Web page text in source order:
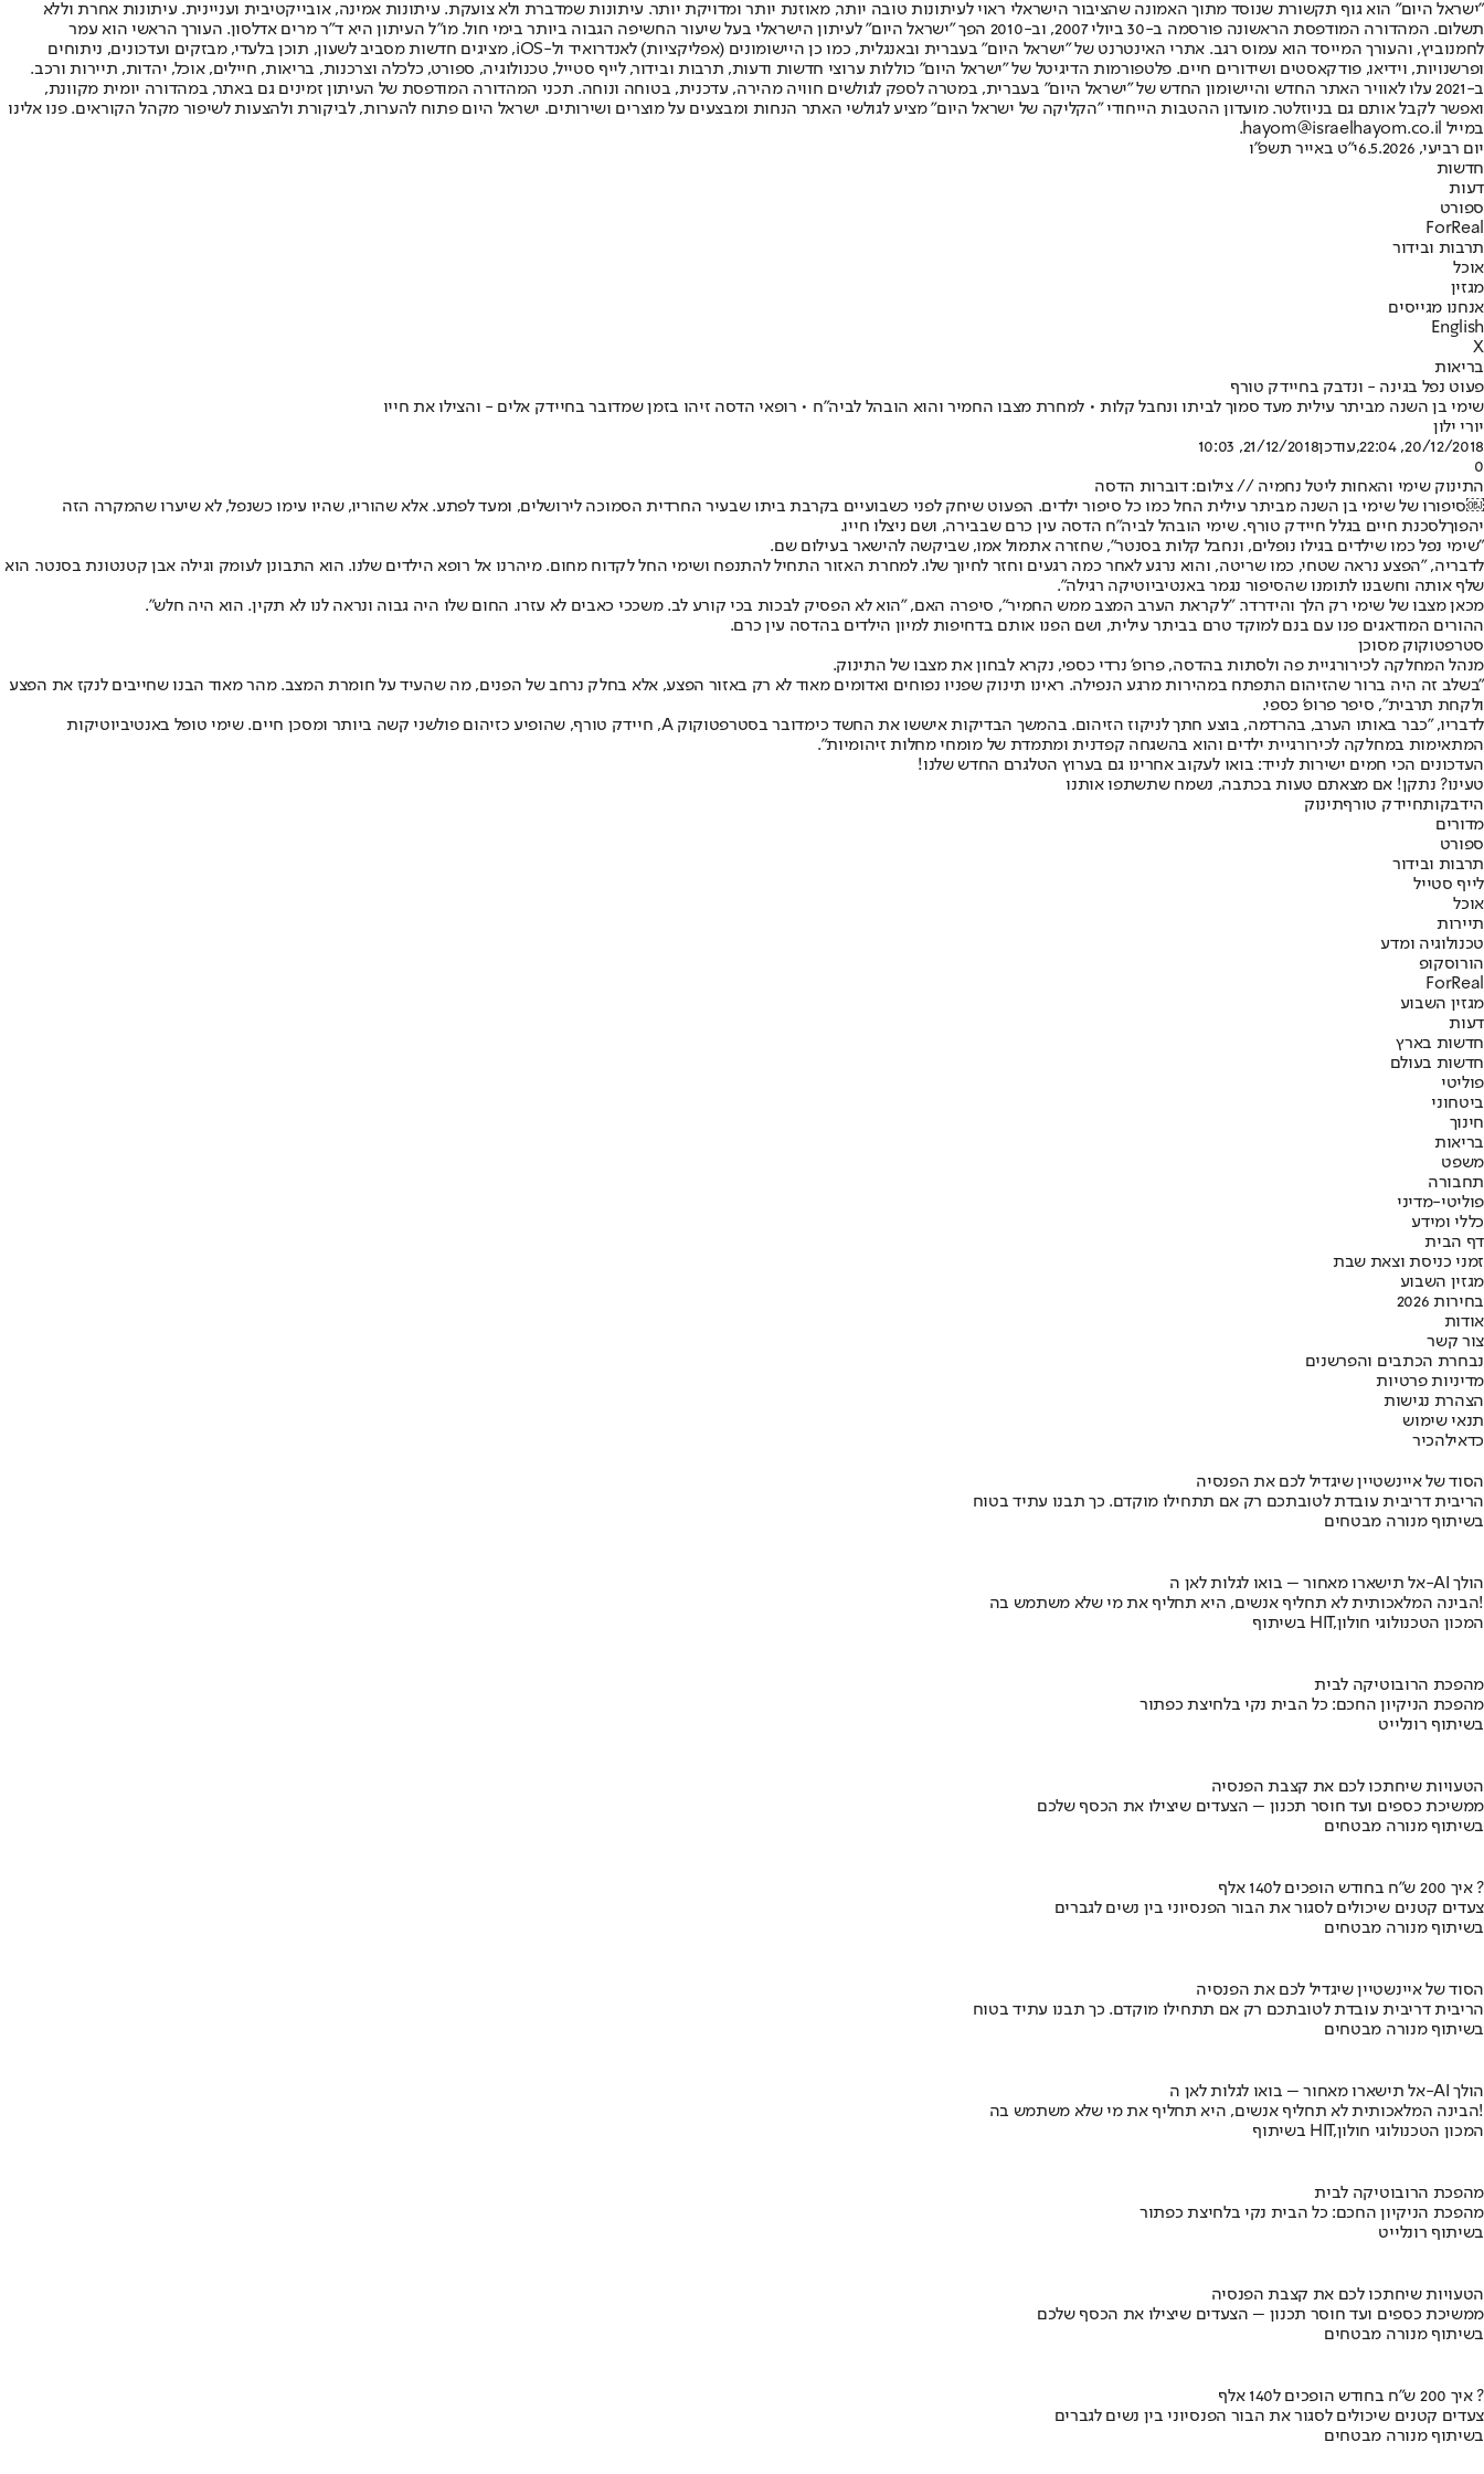
"ישראל היום" הוא גוף תקשורת שנוסד מתוך האמונה שהציבור הישראלי ראוי לעיתונות טובה יותר, מאוזנת יותר ומדויקת יותר. עיתונות שמדברת ולא צועקת. עיתונות אמינה, אובייקטיבית ועניינית. עיתונות אחרת וללא
תשלום. המהדורה המודפסת הראשונה פורסמה ב-30 ביולי 2007, וב-2010 הפך "ישראל היום" לעיתון הישראלי בעל שיעור החשיפה הגבוה ביותר בימי חול. מו"ל העיתון היא ד"ר מרים אדלסון. העורך הראשי הוא עמר
לחמנוביץ, והעורך המייסד הוא עמוס רגב. אתרי האינטרנט של "ישראל היום" בעברית ובאנגלית, כמו כן היישומונים (אפליקציות) לאנדרואיד ול-iOS, מציגים חדשות מסביב לשעון, תוכן בלעדי, מבזקים ועדכונים, ניתוחים
ופרשנויות, וידיאו, פודקאסטים ושידורים חיים. פלטפורמות הדיגיטל של "ישראל היום" כוללות ערוצי חדשות ודעות, תרבות ובידור, לייף סטייל, טכנולוגיה, ספורט, כלכלה וצרכנות, בריאות, חיילים, אוכל, יהדות, תיירות ורכב.
ב-2021 עלו לאוויר האתר החדש והיישומון החדש של "ישראל היום" בעברית, במטרה לספק לגולשים חוויה מהירה, עדכנית, בטוחה ונוחה. תכני המהדורה המודפסת של העיתון זמינים גם באתר, במהדורה יומית מקוונת,
ואפשר לקבל אותם גם בניוזלטר. מועדון ההטבות הייחודי "הקליקה של ישראל היום" מציע לגולשי האתר הנחות ומבצעים על מוצרים ושירותים. ישראל היום פתוח להערות, לביקורת ולהצעות לשיפור מקהל הקוראים. פנו אלינו
במייל hayom@israelhayom.co.il.
יום רביעי, 6.5.2026
י"ט באייר תשפ"ו
חדשות
דעות
ספורט
ForReal
תרבות ובידור
אוכל
מגזין
אנחנו מגייסים
English
X
בריאות
פעוט נפל בגינה - ונדבק בחיידק טורף
שימי בן השנה מביתר עילית מעד סמוך לביתו ונחבל קלות • למחרת מצבו החמיר והוא הובהל לביה"ח • רופאי הדסה זיהו בזמן שמדובר בחיידק אלים - והצילו את חייו
יורי ילון
20/12/2018, 22:04
,עודכן21/12/2018, 10:03
0
התינוק שימי והאחות ליטל נחמיה // צילום: דוברות הדסה
￼סיפורו של שימי בן השנה מביתר עילית החל כמו כל סיפור ילדים. הפעוט שיחק לפני כשבועיים בקרבת ביתו שבעיר החרדית הסמוכה לירושלים, ומעד לפתע. אלא שהוריו, שהיו עימו כשנפל, לא שיערו שהמקרה הזה
יהפוךלסכנת חיים בגלל חיידק טורף. שימי הובהל לביה"ח הדסה עין כרם שבבירה, ושם ניצלו חייו.
"שימי נפל כמו שילדים בגילו נופלים, ונחבל קלות בסנטר", שחזרה אתמול אמו, שביקשה להישאר בעילום שם.
לדבריה, "הפצע נראה שטחי, כמו שריטה, והוא נרגע לאחר כמה רגעים וחזר לחיוך שלו. למחרת האזור התחיל להתנפח ושימי החל לקדוח מחום. מיהרנו אל רופא הילדים שלנו. הוא התבונן לעומק וגילה אבן קטנטונת בסנטר. הוא
שלף אותה וחשבנו לתומנו שהסיפור נגמר באנטיביוטיקה רגילה".
מכאן מצבו של שימי רק הלך והידרדר. "לקראת הערב המצב ממש החמיר", סיפרה האם, "הוא לא הפסיק לבכות בכי קורע לב. משככי כאבים לא עזרו. החום שלו היה גבוה ונראה לנו לא תקין. הוא היה חלש".
ההורים המודאגים פנו עם בנם למוקד טרם בביתר עילית, ושם הפנו אותם בדחיפות למיון הילדים בהדסה עין כרם.
סטרפטוקוק מסוכן
מנהל המחלקה לכירורגיית פה ולסתות בהדסה, פרופ' נרדי כספי, נקרא לבחון את מצבו של התינוק.
"בשלב זה היה ברור שהזיהום התפתח במהירות מרגע הנפילה. ראינו תינוק שפניו נפוחים ואדומים מאוד לא רק באזור הפצע, אלא בחלק נרחב של הפנים, מה שהעיד על חומרת המצב. מהר מאוד הבנו שחייבים לנקז את הפצע
ולקחת תרבית", סיפר פרופ' כספי.
לדבריו, "כבר באותו הערב, בהרדמה, בוצע חתך לניקוז הזיהום. בהמשך הבדיקות איששו את החשד כימדובר בסטרפטוקוק A
, חיידק טורף, שהופיע כזיהום פולשני קשה ביותר ומסכן חיים. שימי טופל באנטיביוטיקות
המתאימות במחלקה לכירורגיית ילדים והוא בהשגחה קפדנית ומתמדת של מומחי מחלות זיהומיות".
העדכונים הכי חמים ישירות לנייד: בואו לעקוב אחרינו גם בערוץ הטלגרם החדש שלנו!
טעינו? נתקן! אם מצאתם טעות בכתבה, נשמח שתשתפו אותנו
הידבקותחיידק טורףתינוק
מדורים
ספורט
תרבות ובידור
לייף סטייל
אוכל
תיירות
טכנולוגיה ומדע
הורוסקופ
ForReal
מגזין השבוע
דעות
חדשות בארץ
חדשות בעולם
פוליטי
ביטחוני
חינוך
בריאות
משפט
תחבורה
פוליטי-מדיני
כללי ומידע
דף הבית
זמני כניסת וצאת שבת
מגזין השבוע
בחירות 2026
אודות
צור קשר
נבחרת הכתבים והפרשנים
מדיניות פרטיות
הצהרת נגישות
תנאי שימוש
כדאילהכיר
הסוד של איינשטיין שיגדיל לכם את הפנסיה
הריבית דריבית עובדת לטובתכם רק אם תתחילו מוקדם. כך תבנו עתיד בטוח
בשיתוף מנורה מבטחים
אל תישארו מאחור – בואו לגלות לאן ה-AI הולך
הבינה המלאכותית לא תחליף אנשים, היא תחליף את מי שלא משתמש בה!
בשיתוף HIT,המכון הטכנולוגי חולון
מהפכת הרובוטיקה לבית
מהפכת הניקיון החכם: כל הבית נקי בלחיצת כפתור
בשיתוף רונלייט
הטעויות שיחתכו לכם את קצבת הפנסיה
ממשיכת כספים ועד חוסר תכנון – הצעדים שיצילו את הכסף שלכם
בשיתוף מנורה מבטחים
איך 200 ש"ח בחודש הופכים ל140 אלף ?
צעדים קטנים שיכולים לסגור את הבור הפנסיוני בין נשים לגברים
בשיתוף מנורה מבטחים
הסוד של איינשטיין שיגדיל לכם את הפנסיה
הריבית דריבית עובדת לטובתכם רק אם תתחילו מוקדם. כך תבנו עתיד בטוח
בשיתוף מנורה מבטחים
אל תישארו מאחור – בואו לגלות לאן ה-AI הולך
הבינה המלאכותית לא תחליף אנשים, היא תחליף את מי שלא משתמש בה!
בשיתוף HIT,המכון הטכנולוגי חולון
מהפכת הרובוטיקה לבית
מהפכת הניקיון החכם: כל הבית נקי בלחיצת כפתור
בשיתוף רונלייט
הטעויות שיחתכו לכם את קצבת הפנסיה
ממשיכת כספים ועד חוסר תכנון – הצעדים שיצילו את הכסף שלכם
בשיתוף מנורה מבטחים
איך 200 ש"ח בחודש הופכים ל140 אלף ?
צעדים קטנים שיכולים לסגור את הבור הפנסיוני בין נשים לגברים
בשיתוף מנורה מבטחים